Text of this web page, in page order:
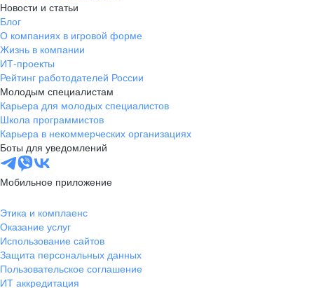
искать
Новости и статьи
Блог
О компаниях в игровой форме
Жизнь в компании
ИТ-проекты
Рейтинг работодателей России
Молодым специалистам
Карьера для молодых специалистов
Школа программистов
Карьера в некоммерческих организациях
Боты для уведомлений
Мобильное приложение
Этика и комплаенс
Оказание услуг
Использование сайтов
Защита персональных данных
Пользовательское соглашение
ИТ аккредитация